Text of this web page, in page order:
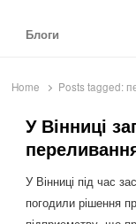
Блоги
Home Posts tagged:
У Вінниці
У Вінниці під час
погодили рішення